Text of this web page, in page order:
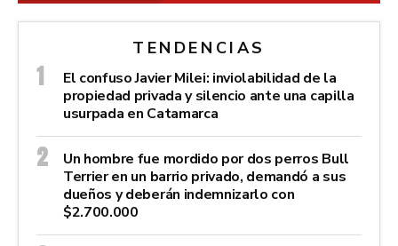
TENDENCIAS
El confuso Javier Milei: inviolabilidad de la
propiedad privada y silencio ante una capilla
usurpada en Catamarca
Un hombre fue mordido por dos perros Bull
Terrier en un barrio privado, demandó a sus
dueños y deberán indemnizarlo con
$2.700.000